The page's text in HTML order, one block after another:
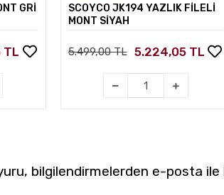
GRİ
TL
SCOYCO JK194 YAZLIK FİLELİ
MONT SİYAH
5.499,00 TL 5.224,05 TL
bilgilendirmelerden e-posta